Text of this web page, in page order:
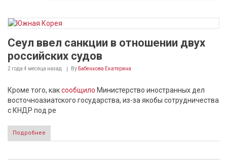
Сеул ввел санкции в отношении двух
российских судов
2 года 4 месяца назад By Бабенкова Екатерина
Кроме того, каксообщило Министерство иностранных дел
восточноазиатского государства, из-за якобы сотрудничества
с КНДР под ре
Подробнее